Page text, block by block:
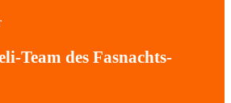
Team des Fasnachts-